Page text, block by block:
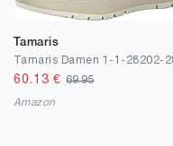
Tamaris
60.13 €69.95
Amazon